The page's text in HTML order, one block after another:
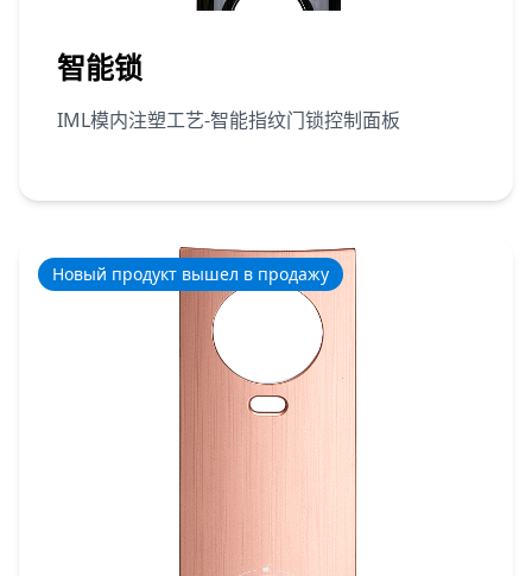
智能锁
IML模内注塑工艺-智能指纹门锁控制面板
Новый продукт вышел в продажу